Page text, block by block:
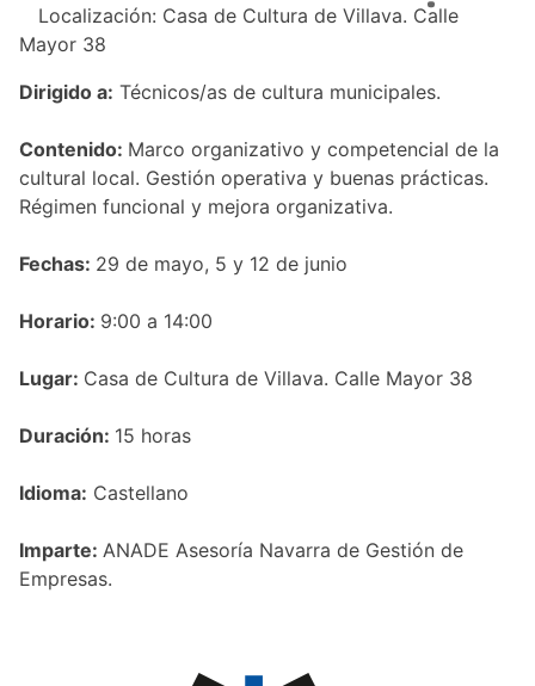
Localización: Casa de Cultura de Villava. Calle
Mayor 38
Dirigido a: Técnicos/as de cultura municipales.
Contenido: Marco organizativo y competencial de la
cultural local. Gestión operativa y buenas prácticas.
Régimen funcional y mejora organizativa.
Fechas: 29 de mayo, 5 y 12 de junio
Horario: 9:00 a 14:00
Lugar: Casa de Cultura de Villava. Calle Mayor 38
Duración: 15 horas
Idioma: Castellano
Imparte: ANADE Asesoría Navarra de Gestión de
Empresas.